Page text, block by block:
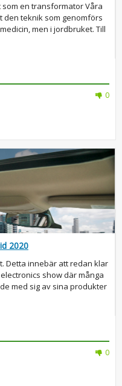
en transformator Våra
den teknik som genomförs
men i jordbruket. Till
0
2020
Detta innebär att redan klar
show där många
med sig av sina produkter
0